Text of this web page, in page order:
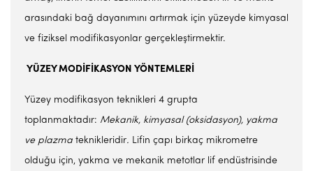
arasındaki bağ dayanımını artırmak için yüzeyde kimyasal
ve fiziksel modifikasyonlar gerçekleştirmektir.
YÜZEY MODİFİKASYON YÖNTEMLERİ
Yüzey modifikasyon teknikleri 4 grupta
toplanmaktadır: Mekanik, kimyasal (oksidasyon), yakma
ve plazma teknikleridir. Lifin çapı birkaç mikrometre
olduğu için, yakma ve mekanik metotlar lif endüstrisinde